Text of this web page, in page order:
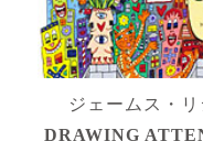
ジェームス・リ
DRAWING